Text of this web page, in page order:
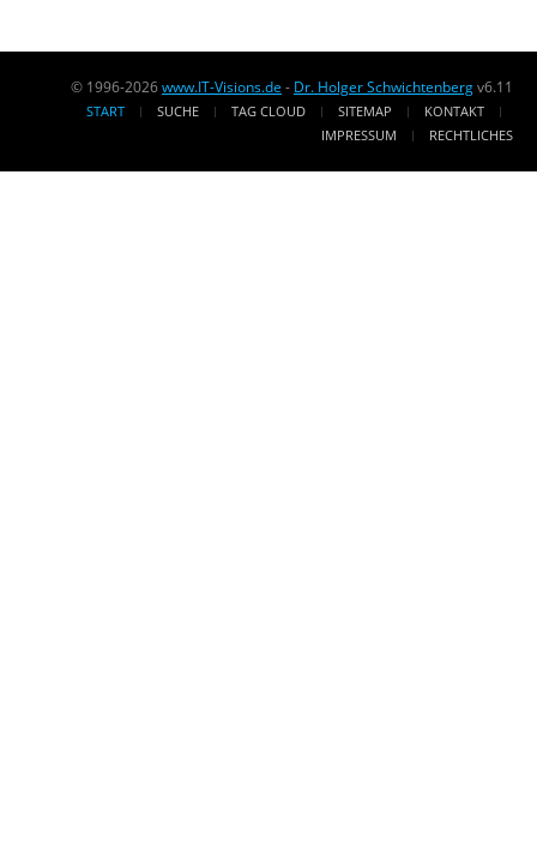
© 1996-2026www.IT-Visions.de - Dr. Holger Schwichtenbergv6.11
START SUCHE TAG CLOUD SITEMAP
KONTAKT
IMPRESSUM
RECHTLICHES